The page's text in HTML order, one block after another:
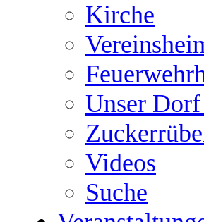
Kirche
Unser
Videos
Suche